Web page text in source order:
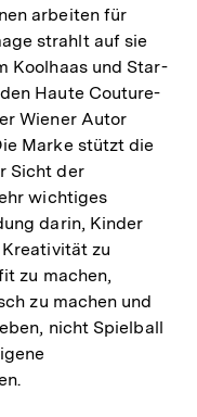
arbeiten für
strahlt auf sie
Koolhaas und Star-
Haute Couture-
Wiener Autor
Marke stützt die
Sicht der
wichtiges
darin, Kinder
zu
zu machen,
zu machen und
nicht Spielball